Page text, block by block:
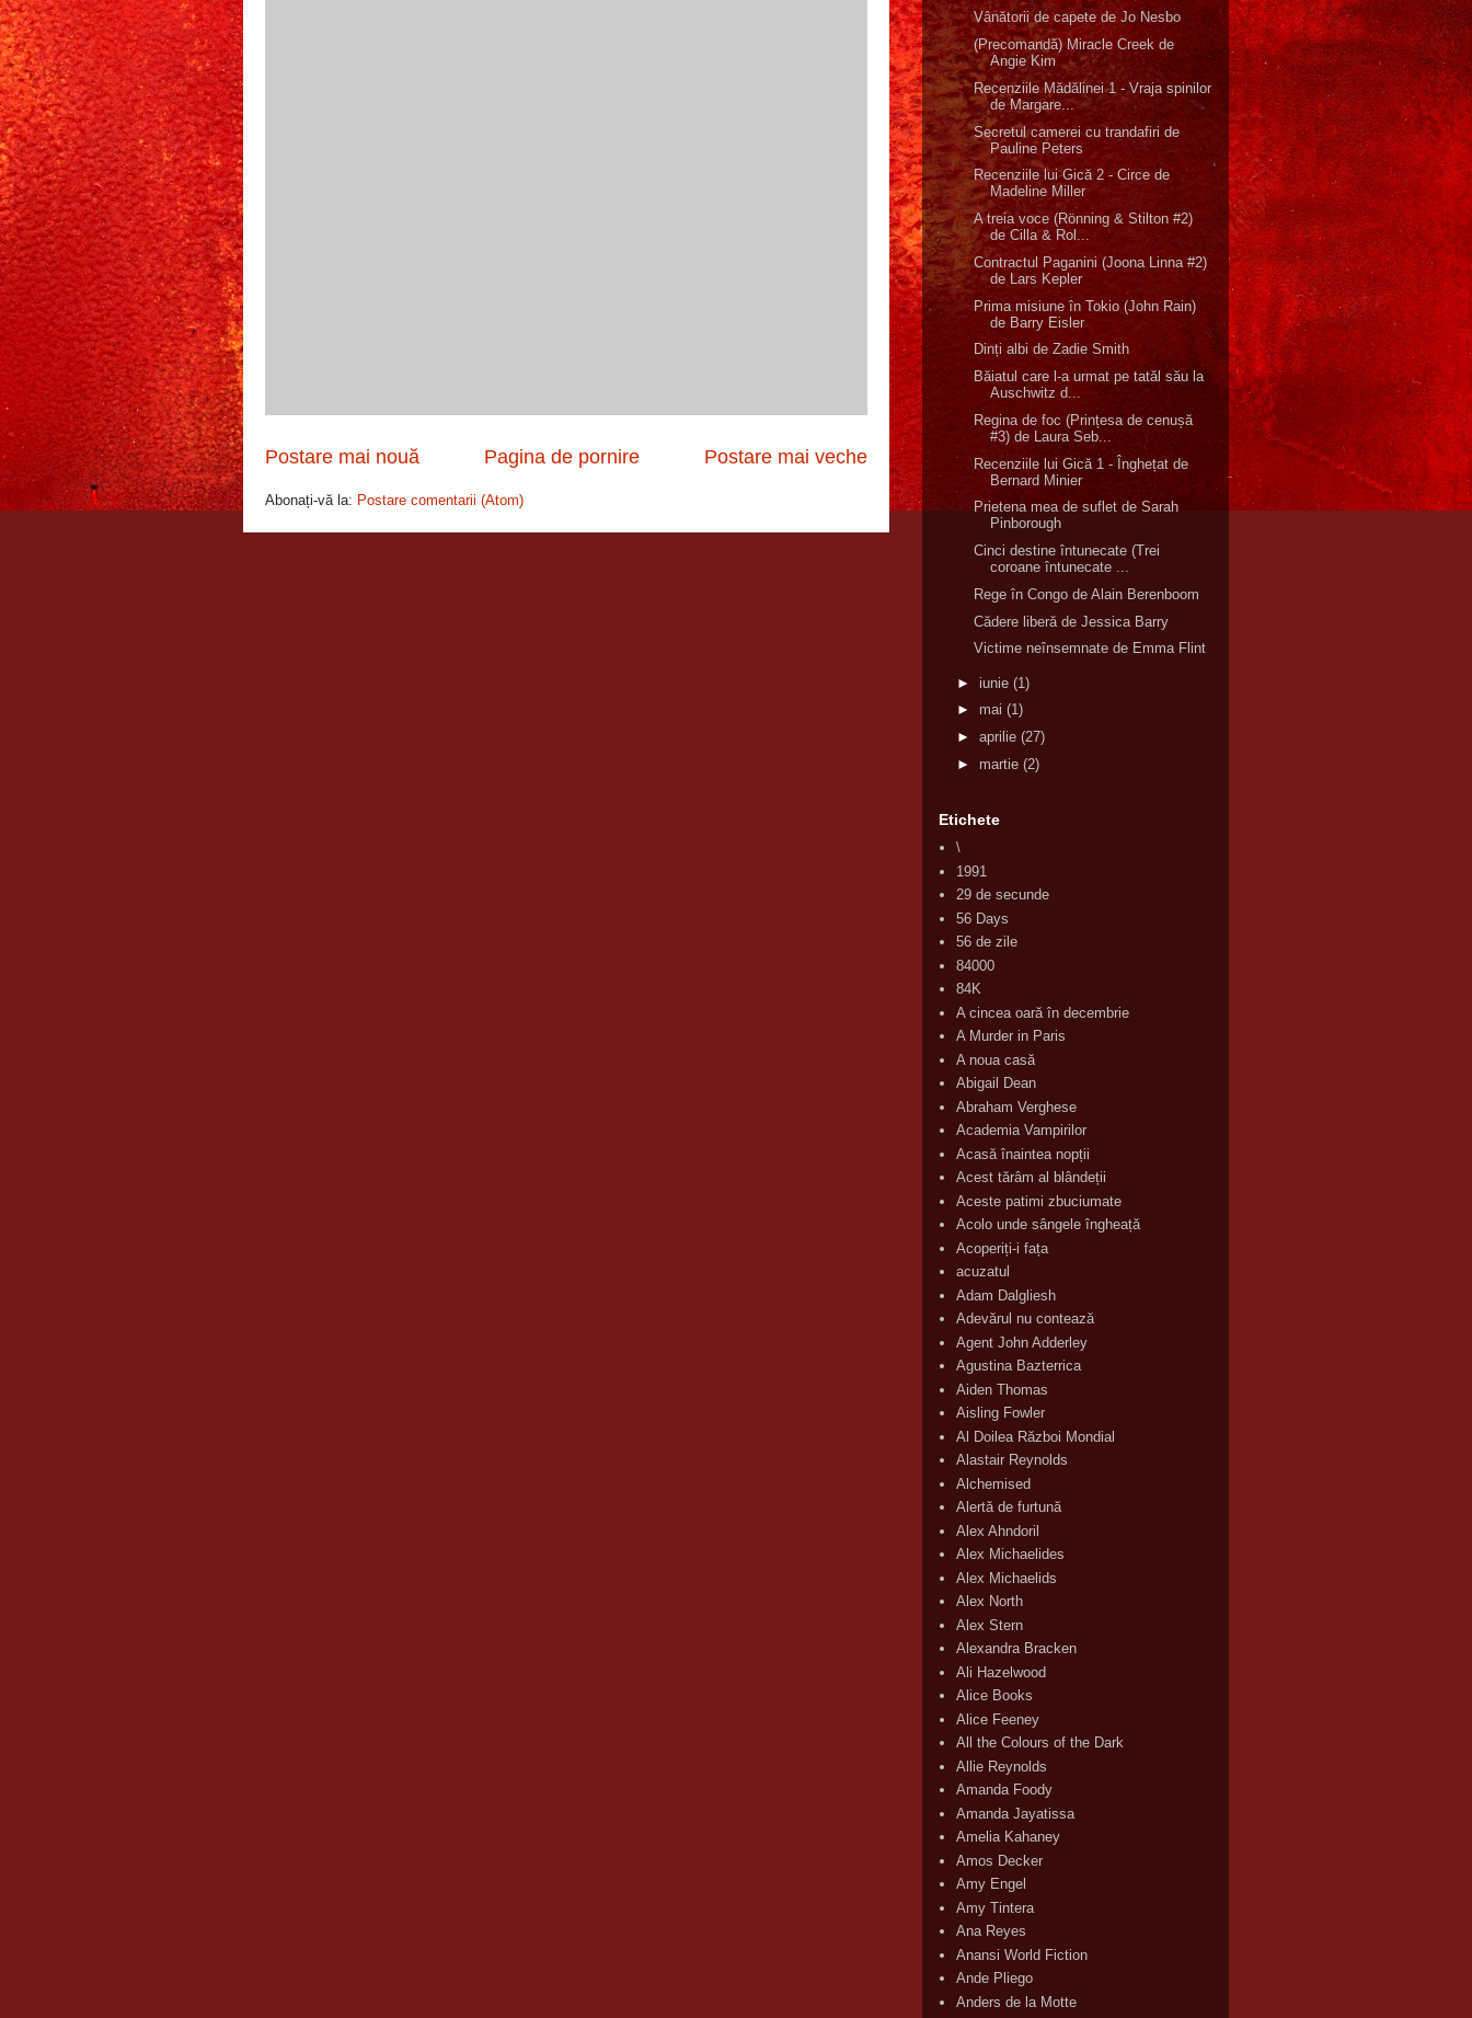
Postare mai nouă Postare mai veche
Pagina de pornire
Abonați-vă la: Postare comentarii (Atom)
Vânătorii de capete de Jo Nesbo
(Precomandă) Miracle Creek de
Angie Kim
Recenziile Mădălinei 1 - Vraja spinilor
de Margare...
Secretul camerei cu trandafiri de
Pauline Peters
Recenziile lui Gică 2 - Circe de
Madeline Miller
A treia voce (Rönning & Stilton #2)
de Cilla & Rol...
Contractul Paganini (Joona Linna #2)
de Lars Kepler
Prima misiune în Tokio (John Rain)
de Barry Eisler
Dinți albi de Zadie Smith
Băiatul care l-a urmat pe tatăl său la
Auschwitz d...
Regina de foc (Prințesa de cenușă
#3) de Laura Seb...
Recenziile lui Gică 1 - Înghețat de
Bernard Minier
Prietena mea de suflet de Sarah
Pinborough
Cinci destine întunecate (Trei
coroane întunecate ...
Rege în Congo de Alain Berenboom
Cădere liberă de Jessica Barry
Victime neînsemnate de Emma Flint
► iunie (1)
► mai (1)
► aprilie (27)
► martie (2)
Etichete
\
1991
29 de secunde
56 Days
56 de zile
84000
84K
A cincea oară în decembrie
A Murder in Paris
A noua casă
Abigail Dean
Abraham Verghese
Academia Vampirilor
Acasă înaintea nopții
Acest tărâm al blândeții
Aceste patimi zbuciumate
Acolo unde sângele îngheață
Acoperiți-i fața
acuzatul
Adam Dalgliesh
Adevărul nu contează
Agent John Adderley
Agustina Bazterrica
Aiden Thomas
Aisling Fowler
Al Doilea Război Mondial
Alastair Reynolds
Alchemised
Alertă de furtună
Alex Ahndoril
Alex Michaelides
Alex Michaelids
Alex North
Alex Stern
Alexandra Bracken
Ali Hazelwood
Alice Books
Alice Feeney
All the Colours of the Dark
Allie Reynolds
Amanda Foody
Amanda Jayatissa
Amelia Kahaney
Amos Decker
Amy Engel
Amy Tintera
Ana Reyes
Anansi World Fiction
Ande Pliego
Anders de la Motte